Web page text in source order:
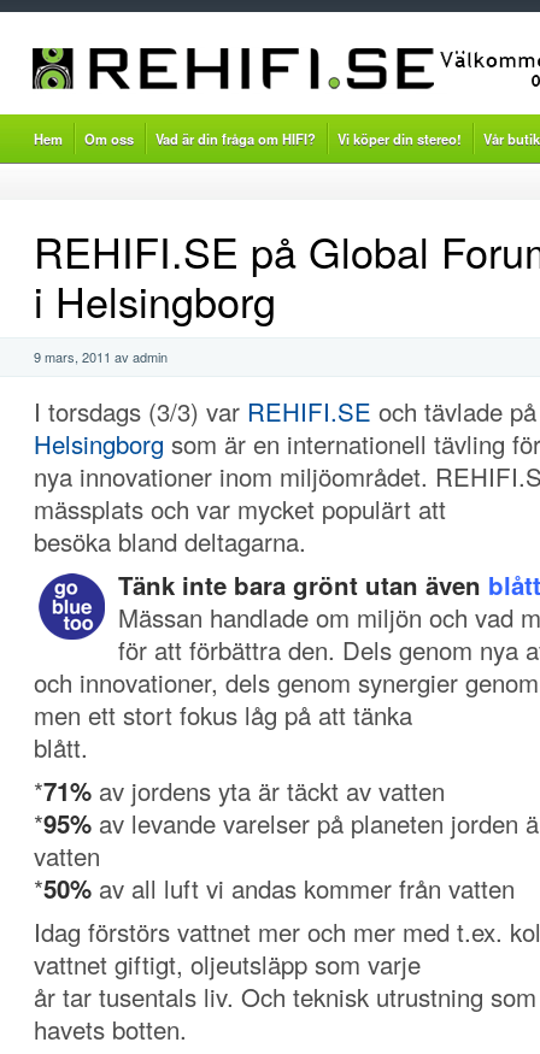
Hem Om oss Vad är din fråga om HIFI? Vi köper din stereo! Vår butik
REHIFI.SE på Global
i Helsingborg
9 mars, 2011 av admin
I torsdags (3/3) var REHIFI.SE och tävlade
Helsingborg som är en internationell tävling för
nya innovationer inom miljöområdet.
mässplats och var mycket populärt att
besöka bland deltagarna.
Tänk inte bara grönt utan även blått
Mässan handlade om miljön och vad
för att förbättra den. Dels genom nya
och innovationer, dels genom synergier
men ett stort fokus låg på att tänka
blått.
*71% av jordens yta är täckt av vatten
*95% av levande varelser på planeten jorden
vatten
*50% av all luft vi andas kommer från vatten
Idag förstörs vattnet mer och mer med t.ex.
vattnet giftigt, oljeutsläpp som varje
år tar tusentals liv. Och teknisk utrustning
havets botten.